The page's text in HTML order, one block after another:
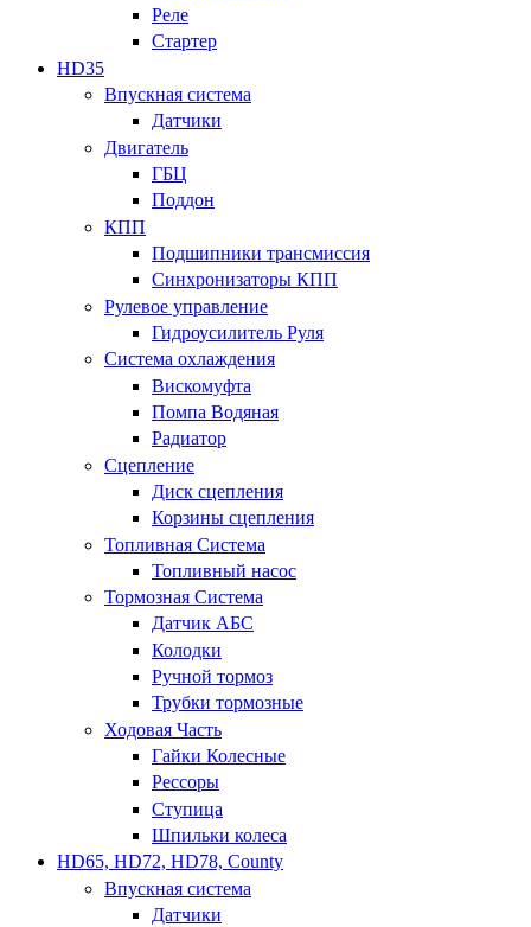
Реле
Стартер
HD35
Впускная система
Датчики
Двигатель
ГБЦ
Поддон
КПП
Подшипники трансмиссия
Синхронизаторы КПП
Рулевое управление
Гидроусилитель Руля
Система охлаждения
Вискомуфта
Помпа Водяная
Радиатор
Сцепление
Диск сцепления
Корзины сцепления
Топливная Система
Топливный насос
Тормозная Система
Датчик АБС
Колодки
Ручной тормоз
Трубки тормозные
Ходовая Часть
Гайки Колесные
Рессоры
Ступица
Шпильки колеса
HD65, HD72, HD78, County
Впускная система
Датчики